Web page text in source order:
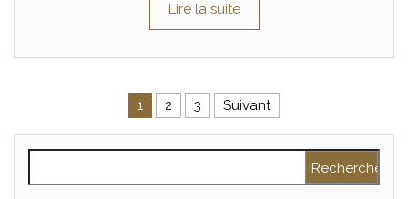
Lire la suite
Pagination des publications
1 2 3 Suivant